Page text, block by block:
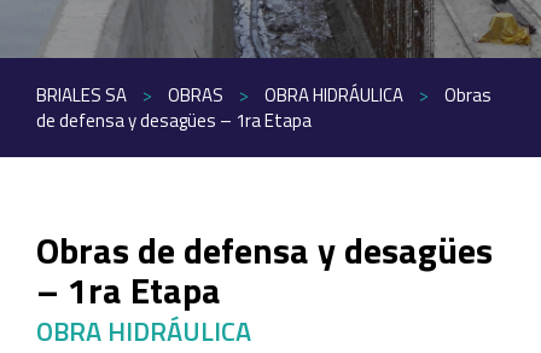
BRIALES SA > OBRAS > OBRA HIDRÁULICA >
Obras
de defensa y desagües – 1ra Etapa
Obras de defensa y desagües
– 1ra Etapa
OBRA HIDRÁULICA